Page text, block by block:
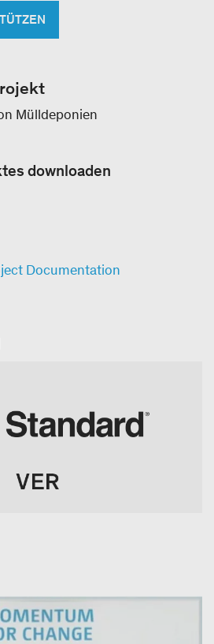
Mülldeponien
downloaden
Documentation